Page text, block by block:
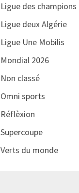
Ligue des champions
Ligue deux Algérie
Ligue Une Mobilis
Mondial 2026
Non classé
Omni sports
Réflèxion
Supercoupe
Verts du monde